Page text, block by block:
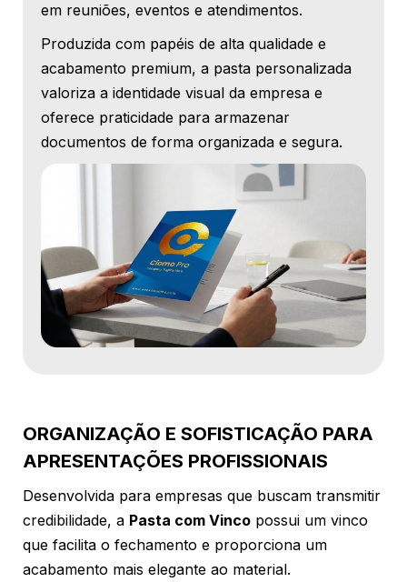
em reuniões, eventos e atendimentos.
Produzida com papéis de alta qualidade e
acabamento premium, a pasta personalizada
valoriza a identidade visual da empresa e
oferece praticidade para armazenar
documentos de forma organizada e segura.
ORGANIZAÇÃO E SOFISTICAÇÃO PARA
APRESENTAÇÕES PROFISSIONAIS
Desenvolvida para empresas que buscam transmitir
credibilidade, a Pasta com Vinco possui um vinco
que facilita o fechamento e proporciona um
acabamento mais elegante ao material.